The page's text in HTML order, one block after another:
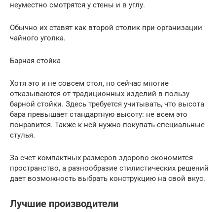
неуместно смотрятся у стены и в углу.
Обычно их ставят как второй столик при организации
чайного уголка.
Барная стойка
Хотя это и не совсем стол, но сейчас многие
отказываются от традиционных изделий в пользу
барной стойки. Здесь требуется учитывать, что высота
бара превышает стандартную высоту: не всем это
понравится. Также к ней нужно покупать специальные
стулья.
За счет компактных размеров здорово экономится
пространство, а разнообразие стилистических решений
дает возможность выбрать конструкцию на свой вкус.
Лучшие производители